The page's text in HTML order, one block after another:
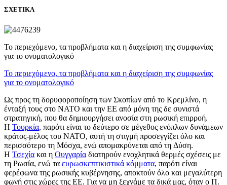
ΣΧΕΤΙΚΑ
Το περιεχόμενο, τα προβλήματα και η διαχείριση της συμφωνίας
για το ονοματολογικό
Το περιεχόμενο, τα προβλήματα και η διαχείριση της συμφωνίας
για το ονοματολογικό
Ως προς τη δορυφοροποίηση των Σκοπίων από το Κρεμλίνο, η
ένταξή τους στο ΝΑΤΟ και την ΕΕ από μόνη της δε συνιστά
στρατηγική, που θα δημιουργήσει ανοσία στη ρωσική επιρροή.
Η Τουρκία, παρότι είναι το δεύτερο σε μέγεθος ενόπλων δυνάμεων
κράτος-μέλος του ΝΑΤΟ, αυτή τη στιγμή προσεγγίζει όλο και
περισσότερο τη Μόσχα, ενώ απομακρύνεται από τη Δύση.
Η Τσεχία και η Ουγγαρία διατηρούν ενοχλητικά θερμές σχέσεις με
τη Ρωσία, ενώ τα ευρωσκεπτικιστικά κόμματα, παρότι είναι
φερέφωνα της ρωσικής κυβέρνησης, αποκτούν όλο και μεγαλύτερη
φωνή στις χώρες της ΕΕ. Για να μη ξεχνάμε τα δικά μας, όταν ο Π.